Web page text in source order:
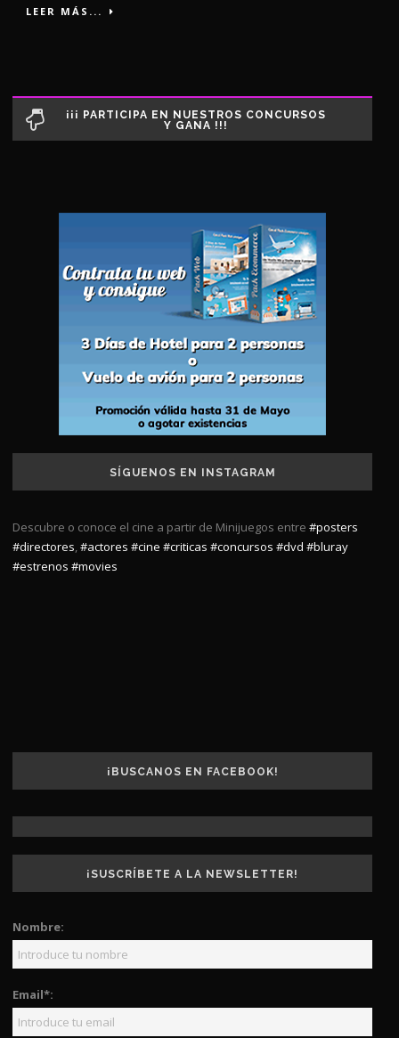
LEER MÁS...
¡¡¡ PARTICIPA EN NUESTROS CONCURSOS
Y GANA !!!
SÍGUENOS EN INSTAGRAM
Descubre o conoce el cine a partir de Minijuegos entre #posters
#directores,#actores #cine #criticas #concursos #dvd #bluray
#estrenos #movies
¡BUSCANOS EN FACEBOOK!
¡SUSCRÍBETE A LA NEWSLETTER!
Nombre:
Email*: